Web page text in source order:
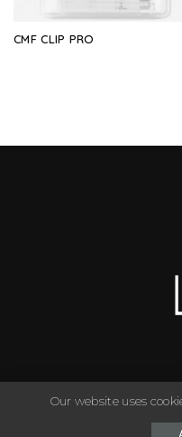
CMF CLIP PRO
You can have anything
Our website uses